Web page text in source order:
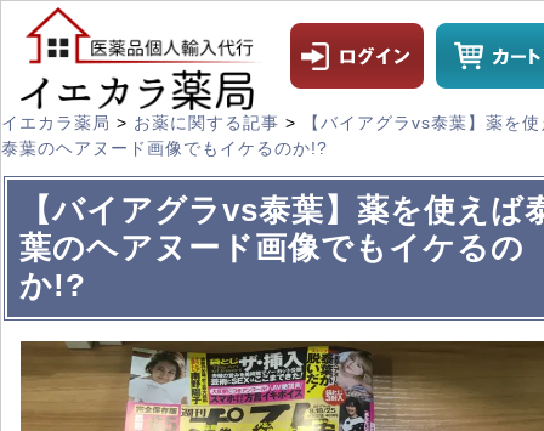
イエカラ薬局 > お薬に関する記事 >
【バイアグラvs泰葉】薬を
泰葉のヘアヌード画像でもイケるのか!?
【バイアグラvs泰葉】薬を使えば
葉のヘアヌード画像でもイケるの
か!?